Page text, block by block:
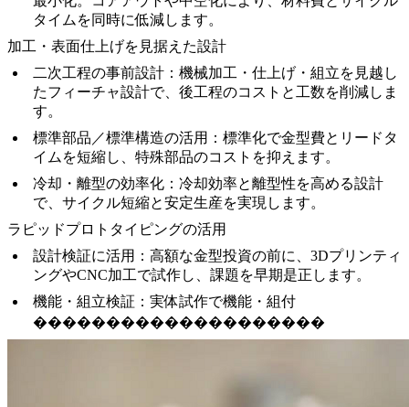
タイムを同時に低減します。
加工・表面仕上げを見据えた設計
二次工程の事前設計 ：機械加工・仕上げ・組立を見越し
たフィーチャ設計で、後工程のコストと工数を削減しま
す。
標準部品／標準構造の活用 ：標準化で金型費とリードタ
イムを短縮し、特殊部品のコストを抑えます。
冷却・離型の効率化 ：冷却効率と離型性を高める設計
で、サイクル短縮と安定生産を実現します。
ラピッドプロトタイピングの活用
設計検証に活用 ：高額な金型投資の前に、 3Dプリンティ
ングやCNC加工で試作し、課題を早期是正します。
機能・組立検証 ：実体試作で機能・組付
��������������������